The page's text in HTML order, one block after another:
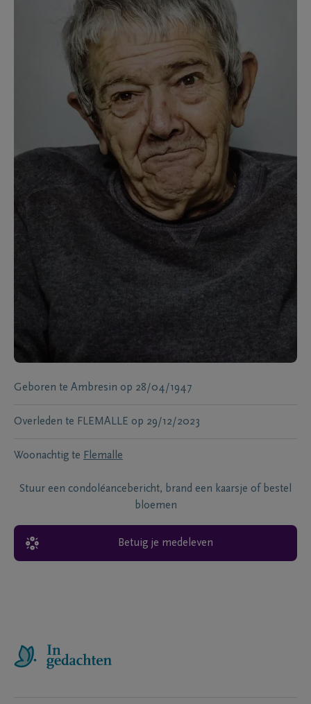
Geboren te Ambresin op 28/04/1947
Overleden te FLEMALLE op 29/12/2023
Woonachtig te Flemalle
Stuur een condoléancebericht, brand een kaarsje of bestel
bloemen
Betuig je medeleven